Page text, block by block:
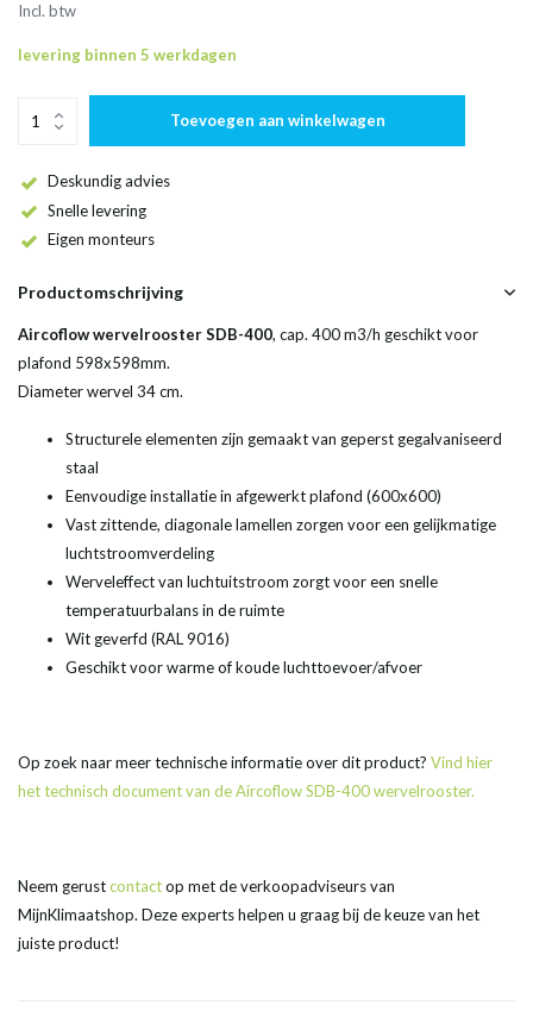
Incl. btw
levering binnen 5 werkdagen
Toevoegen aan winkelwagen
Deskundig advies
Snelle levering
Eigen monteurs
Productomschrijving
Aircoflow wervelrooster SDB-400, cap. 400 m3/h geschikt voor
plafond 598x598mm.
Diameter wervel 34 cm.
Structurele elementen zijn gemaakt van geperst gegalvaniseerd
staal
Eenvoudige installatie in afgewerkt plafond (600x600)
Vast zittende, diagonale lamellen zorgen voor een gelijkmatige
luchtstroomverdeling
Werveleffect van luchtuitstroom zorgt voor een snelle
temperatuurbalans in de ruimte
Wit geverfd (RAL 9016)
Geschikt voor warme of koude luchttoevoer/afvoer
Op zoek naar meer technische informatie over dit product? Vind hier
het technisch document van de Aircoflow SDB-400 wervelrooster.
Neem gerustcontactop met de verkoopadviseurs van
MijnKlimaatshop. Deze experts helpen u graag bij de keuze van het
juiste product!